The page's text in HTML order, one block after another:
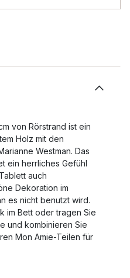
von Rörstrand ist ein
Holz mit den
Westman. Das
ein herrliches Gefühl
auch
Dekoration im
es nicht benutzt wird.
im Bett oder tragen Sie
und kombinieren Sie
Mon Amie-Teilen für